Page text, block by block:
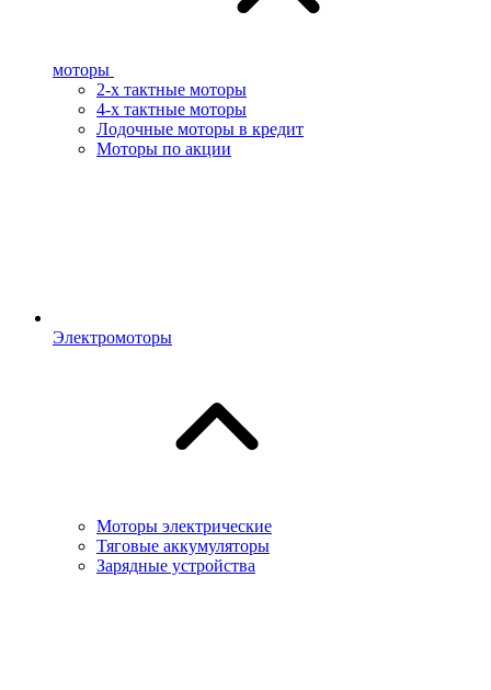
моторы
2-х тактные моторы
4-х тактные моторы
Лодочные моторы в кредит
Моторы по акции
Электромоторы
Моторы электрические
Тяговые аккумуляторы
Зарядные устройства